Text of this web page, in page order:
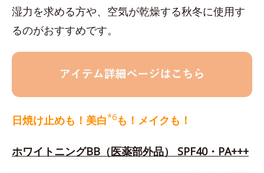
湿力を求める方や、空気が乾燥する秋冬に使用す
るのがおすすめです。
日焼け止めも！美白*6も！メイクも！
ホワイトニングBB（医薬部外品） SPF40・PA+++